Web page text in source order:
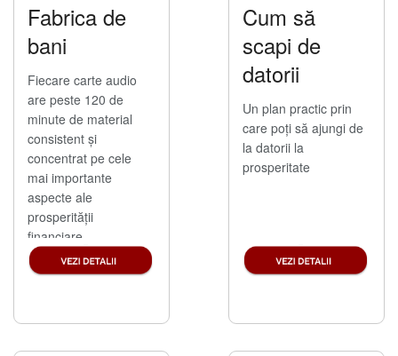
Fabrica de
bani
Fiecare carte audio
are peste 120 de
minute de material
consistent și
concentrat pe cele
mai importante
aspecte ale
prosperității
financiare.
Cum să
scapi de
datorii
Un plan practic prin
care poți să ajungi de
la datorii la
prosperitate